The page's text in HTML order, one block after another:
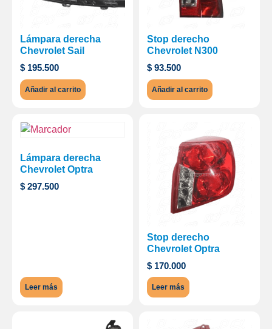
Lámpara derecha
Chevrolet Sail
$ 195.500
Añadir al carrito
Stop derecho
Chevrolet N300
$ 93.500
Añadir al carrito
Lámpara derecha
Chevrolet Optra
$ 297.500
Leer más
Stop derecho
Chevrolet Optra
$ 170.000
Leer más